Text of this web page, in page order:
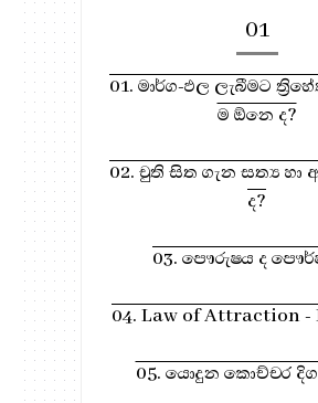
01
01. මාර්ග-ඵල ලැබීමට
ම ඕනෙ ද?
02. චුති සිත ගැන සත්‍ය හා
ද?
03. පෞරුෂය ද
04. Law of Attraction -
05. යොදුන කොච්චර දිග